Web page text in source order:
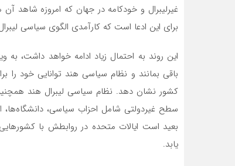
غیرلیبرال و خودکامه در جهان که امروزه شاهد
برای این ادعا است که کارآمدی الگوی سیاسی
باقی بمانند و نظام سیاسی هند توانایی خود را
کشور نشان دهد. نظام سیاسی لیبرال هند
سطح غیردولتی شامل احزاب سیاسی،
بعید است ایالات متحده در روابطش با
یابد.